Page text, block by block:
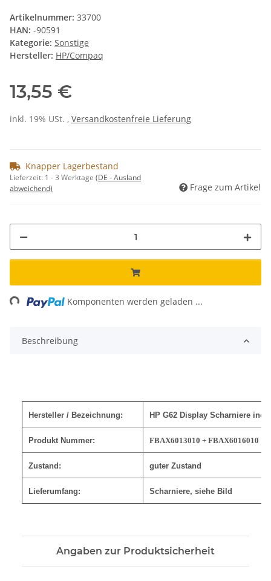
Artikelnummer: 33700
HAN: -90591
Kategorie: Sonstige
Hersteller: HP/Compaq
13,55 €
inkl. 19% USt. , Versandkostenfreie Lieferung
Knapper Lagerbestand
Lieferzeit: 1 - 3 Werktage (DE - Ausland
abweichend)
Frage zum Artikel
Komponenten werden geladen ...
Beschreibung
Hersteller / Bezeichnung: HP G62 Display Scharniere incl
Produkt Nummer: FBAX6013010 + FBAX6016010
Zustand: guter Zustand
Lieferumfang: Scharniere, siehe Bild
Angaben zur Produktsicherheit